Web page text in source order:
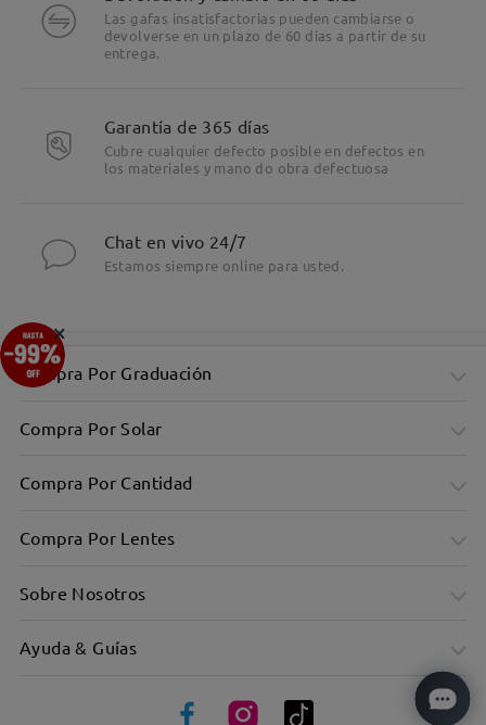
Las gafas insatisfactorias pueden cambiarse o
devolverse en un plazo de 60 días a partir de su
entrega.
Garantía de 365 días
Cubre cualquier defecto posible en defectos en
los materiales y mano do obra defectuosa
Chat en vivo 24/7
Estamos siempre online para usted.
Compra Por Graduación
Compra Por Solar
Compra Por Cantidad
Compra Por Lentes
Sobre Nosotros
Ayuda & Guías
×